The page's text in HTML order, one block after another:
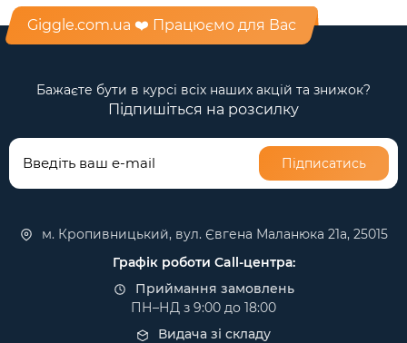
Giggle.com.ua ❤️ Працюємо для Вас
Бажаєте бути в курсі всіх наших акцій та знижок?
Підпишіться на розсилку
Підписатись
м. Кропивницький, вул. Євгена Маланюка 21а, 25015
Графік роботи Call-центра:
Приймання замовлень
ПН–НД з 9:00 до 18:00
Видача зі складу